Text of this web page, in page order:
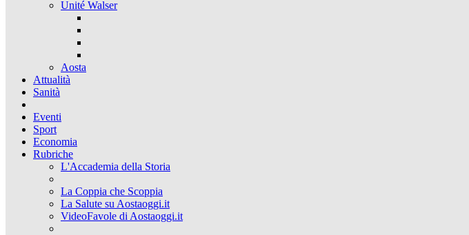
Unité Walser
Aosta
Attualità
Sanità
Eventi
Sport
Economia
Rubriche
L'Accademia della Storia
La Coppia che Scoppia
La Salute su Aostaoggi.it
VideoFavole di Aostaoggi.it